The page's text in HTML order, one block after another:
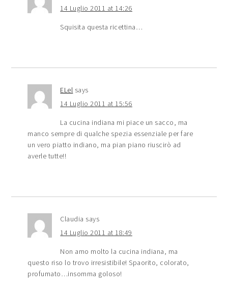
14 Luglio 2011 at 14:26
Squisita questa ricettina…
ELel says
14 Luglio 2011 at 15:56
La cucina indiana mi piace un sacco, ma
manco sempre di qualche spezia essenziale per fare
un vero piatto indiano, ma pian piano riuscirò ad
averle tutte!!
Claudia says
14 Luglio 2011 at 18:49
Non amo molto la cucina indiana, ma
questo riso lo trovo irresistibile! Spaorito, colorato,
profumato…insomma goloso!